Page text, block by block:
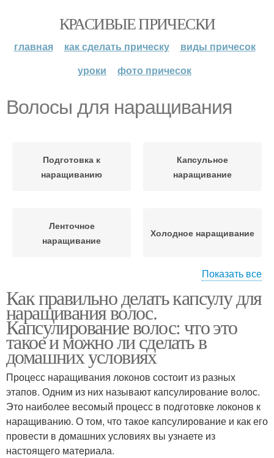
КРАСИВЫЕ ПРИЧЕСКИ
главная как сделать прическу
виды причесок
уроки
фото причесок
Волосы для наращивания
Подготовка к
наращиванию
Капсульное
наращивание
Ленточное
наращивание
Холодное наращивание
Волос за и
наращивания
Японское наращивание
Показать все
Как правильно делать капсулу для
наращивания волос.
Капсулирование волос: что это
такое и можно ли сделать в
домашних условиях
Процесс наращивания локонов состоит из разных
этапов. Одним из них называют капсулирование волос.
Это наиболее весомый процесс в подготовке локонов к
наращиванию. О том, что такое капсулирование и как его
провести в домашних условиях вы узнаете из
настоящего материала.